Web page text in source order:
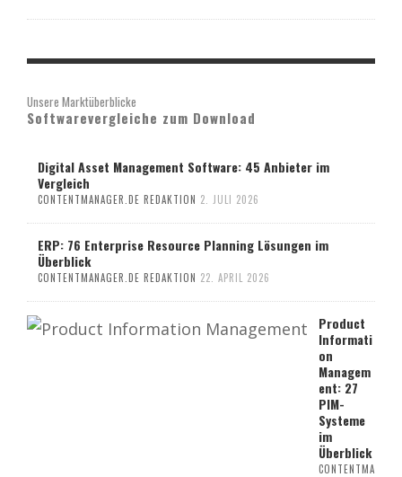
Unsere Marktüberblicke
Softwarevergleiche zum Download
Digital Asset Management Software: 45 Anbieter im
Vergleich
CONTENTMANAGER.DE REDAKTION 2. JULI 2026
ERP: 76 Enterprise Resource Planning Lösungen im
Überblick
CONTENTMANAGER.DE REDAKTION 22. APRIL 2026
Product
Informati
on
Managem
ent: 27
PIM-
Systeme
im
Überblick
CONTENTMA